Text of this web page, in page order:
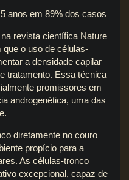
anos em 89% dos casos
revista científica Nature
o uso de células-
a densidade capilar
tratamento. Essa técnica
promissores em
androgenética, uma das
diretamente no couro
propício para a
As células-tronco
excepcional, capaz de